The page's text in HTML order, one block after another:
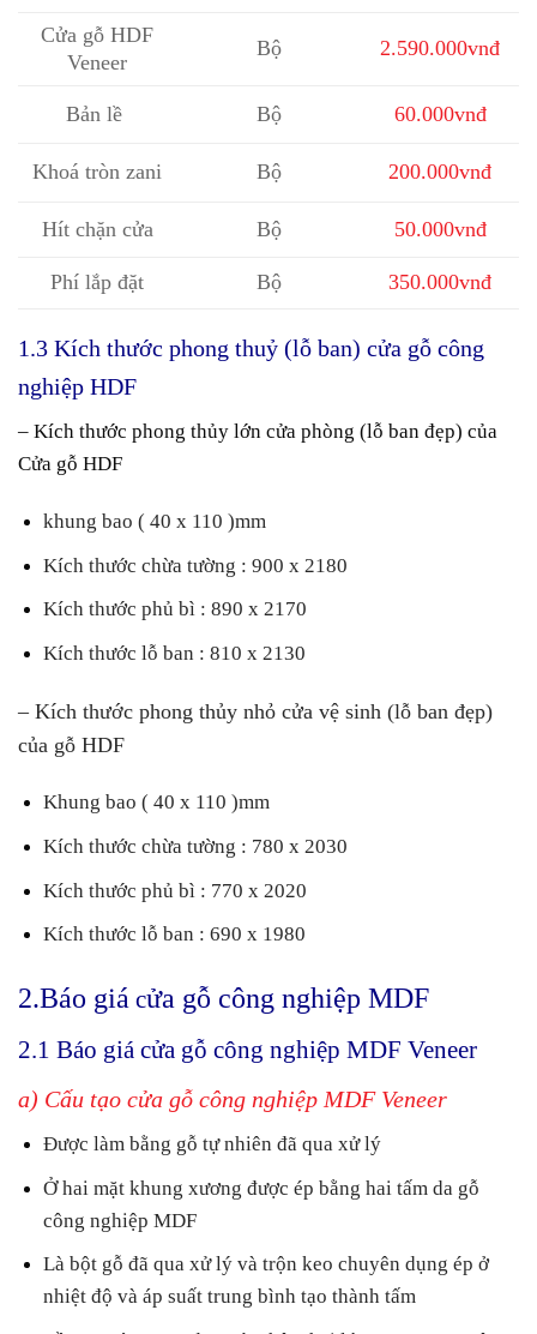
Cửa gỗ HDF
Veneer
Bộ 2.590.000vnđ
Bản lề Bộ 60.000vnđ
Khoá tròn zani Bộ 200.000vnđ
Hít chặn cửa Bộ 50.000vnđ
Phí lắp đặt Bộ 350.000vnđ
1.3 Kích thước phong thuỷ (lỗ ban) cửa gỗ công
nghiệp HDF
– Kích thước phong thủy lớn cửa phòng (lỗ ban đẹp) của
Cửa gỗ HDF
khung bao ( 40 x 110 )mm
Kích thước chừa tường : 900 x 2180
Kích thước phủ bì : 890 x 2170
Kích thước lỗ ban : 810 x 2130
– Kích thước phong thủy nhỏ cửa vệ sinh (lỗ ban đẹp)
của gỗ HDF
Khung bao ( 40 x 110 )mm
Kích thước chừa tường : 780 x 2030
Kích thước phủ bì : 770 x 2020
Kích thước lỗ ban : 690 x 1980
2.Báo giá cửa gỗ công nghiệp MDF
2.1 Báo giá cửa gỗ công nghiệp MDF Veneer
a) Cấu tạo cửa gỗ công nghiệp MDF Veneer
Được làm bằng gỗ tự nhiên đã qua xử lý
Ở hai mặt khung xương được ép bằng hai tấm da gỗ
công nghiệp MDF
Là bột gỗ đã qua xử lý và trộn keo chuyên dụng ép ở
nhiệt độ và áp suất trung bình tạo thành tấm